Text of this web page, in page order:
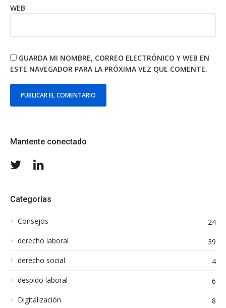
WEB
GUARDA MI NOMBRE, CORREO ELECTRÓNICO Y WEB EN
ESTE NAVEGADOR PARA LA PRÓXIMA VEZ QUE COMENTE.
Mantente conectado
TwitterLinkedIn
Categorías
Consejos
24
derecho laboral
39
derecho social
4
despido laboral
6
Digitalización
8